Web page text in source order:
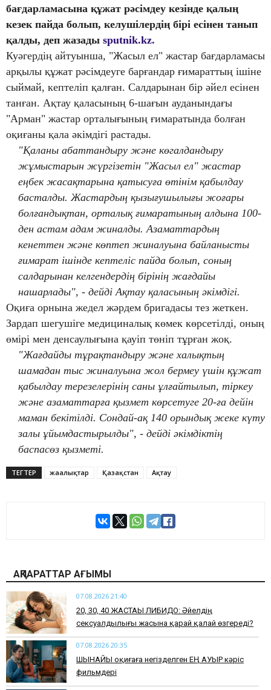
бағдарламасына құжат рәсімдеу кезінде қалың
кезек пайда болып, келушілердің бірі есінен танып
қалды, деп жазады sputnik.kz.
Куәгердің айтуынша, "Жасыл ел" жастар бағдарламасы
арқылы құжат рәсімдеуге барғандар ғимараттың ішіне
сыймай, кептеліп қалған. Салдарынан бір әйел есінен
танған. Ақтау қаласының 6-шағын ауданындағы
"Арман" жастар орталығының ғимаратында болған
оқиғаны қала әкімдігі растады.
"Қаланы абаттандыру және көгалдандыру
жұмыстарын жүргізетін "Жасыл ел" жастар
еңбек жасақтарына қатысуға өтінім қабылдау
басталды. Жастардың қызығушылығы жоғары
болғандықтан, орталық ғимаратының алдына 100-
ден астам адам жиналды. Азаматтардың
кенеттен және көптеп жиналуына байланысты
ғимарат ішінде кептеліс пайда болып, соның
салдарынан келгендердің бірінің жағдайы
нашарлады", - дейді Ақтау қаласының әкімдігі.
Оқиға орнына жедел жәрдем бригадасы тез жеткен.
Зардап шегушіге медициналық көмек көрсетілді, оның
өмірі мен денсаулығына қауіп төніп тұрған жоқ.
"Жағдайды тұрақтандыру және халықтың
шамадан тыс жиналуына жол бермеу үшін құжат
қабылдау терезелерінің саны ұлғайтылып, тіркеу
және азаматтарға қызмет көрсетуге 20-ға дейін
маман бекітілді. Сондай-ақ 140 орындық жеке күту
залы ұйымдастырылды", - дейді әкімдіктің
баспасөз қызметі.
ТЕГТЕР жаңалықтар Қазақстан Ақтау
АҚПАРАТТАР АҒЫМЫ
07.08.2026 21:40
​20, 30, 40 ЖАСТАҒЫ ЛИБИДО: Әйелдің
сексуалдылығы жасына қарай қалай өзгереді?
07.08.2026 20:35
​ШЫНАЙЫ оқиғаға негізделген ЕҢ АУЫР кәріс
фильмдері